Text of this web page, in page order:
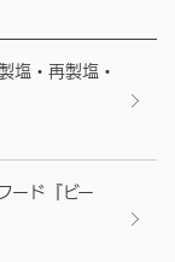
塩・再製塩・
ード『ビー